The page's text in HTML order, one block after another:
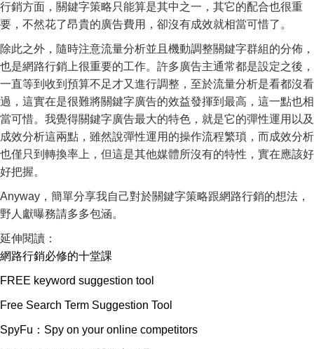
行銷方面，關鍵字策略只能算是其中之一，其它的配合也很重
要，不然花了昂貴的廣告費用，卻沒有成效就相當可惜了。
除此之外，隨時注意流量分析並且機動調整關鍵字群組的分佈，
也是網路行銷上很重要的工作。許多廣告主通常都是設定之後，
一直等到收到預算不足才又進行調整，至於流量分析是看都沒看
過，這實在是很難將關鍵字廣告的效益發揮到最高，這一點也相
當可惜。我覺得關鍵字廣告最大的特色，就是它的彈性運用以及
成效分析這兩點，雖然說彈性運用的操作流程繁瑣，而成效分析
也僅只到轉換率上，但這是其他媒體所沒有的特性，實在應該好
好把握。
Anyway，簡單分享我自己對於關鍵字策略跟網路行銷的想法，
野人獻曝務請多多包涵。
延伸閱讀：
網路行銷必修的十堂課
FREE keyword suggestion tool
Free Search Term Suggestion Tool
SpyFu：Spy on your online competitors